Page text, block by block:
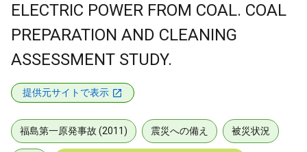
ELECTRIC POWER FROM COAL. COAL
PREPARATION AND CLEANING
ASSESSMENT STUDY.
提供元サイトで表示
福島第一原発事故 (2011) 震災への備え 被災状況